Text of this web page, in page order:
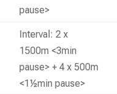
pause>
Interval: 2 x
1500m <3min
pause> + 4 x 500m
<1½min pause>